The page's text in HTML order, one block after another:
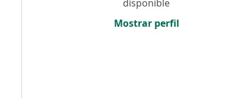
disponible
Mostrar perfil